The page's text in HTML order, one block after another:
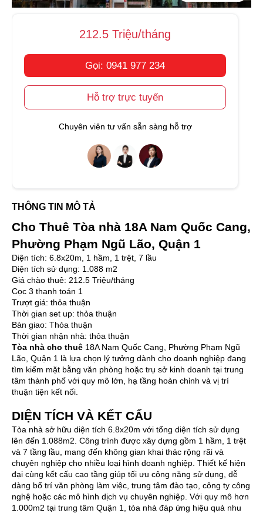
212.5 Triệu/tháng
Gọi: 0941 977 234
Hỗ trợ trực tuyến
Chuyên viên tư vấn sẵn sàng hỗ trợ
THÔNG TIN MÔ TẢ
Cho Thuê Tòa nhà 18A Nam Quốc Cang,
Phường Phạm Ngũ Lão, Quận 1
Diện tích: 6.8x20m, 1 hầm, 1 trệt, 7 lầu
Diện tích sử dụng: 1.088 m2
Giá chào thuê: 212.5 Triệu/tháng
Cọc 3 thanh toán 1
Trượt giá: thỏa thuận
Thời gian set up: thỏa thuận
Bàn giao: Thỏa thuận
Thời gian nhận nhà: thỏa thuận
Tòa nhà cho thuê 18A Nam Quốc Cang, Phường Phạm Ngũ
Lão, Quận 1 là lựa chọn lý tưởng dành cho doanh nghiệp đang
tìm kiếm mặt bằng văn phòng hoặc trụ sở kinh doanh tại trung
tâm thành phố với quy mô lớn, hạ tầng hoàn chỉnh và vị trí
thuận tiện kết nối.
DIỆN TÍCH VÀ KẾT CẤU
Tòa nhà sở hữu diện tích 6.8x20m với tổng diện tích sử dụng
lên đến 1.088m2. Công trình được xây dựng gồm 1 hầm, 1 trệt
và 7 tầng lầu, mang đến không gian khai thác rộng rãi và
chuyên nghiệp cho nhiều loại hình doanh nghiệp. Thiết kế hiện
đại cùng kết cấu cao tầng giúp tối ưu công năng sử dụng, dễ
dàng bố trí văn phòng làm việc, trung tâm đào tạo, công ty công
nghệ hoặc các mô hình dịch vụ chuyên nghiệp. Với quy mô hơn
1.000m2 tại trung tâm Quận 1, tòa nhà đáp ứng hiệu quả nhu